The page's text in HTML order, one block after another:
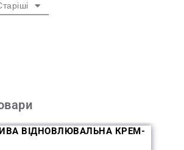
ВІДНОВЛЮВАЛЬНА КРЕМ-